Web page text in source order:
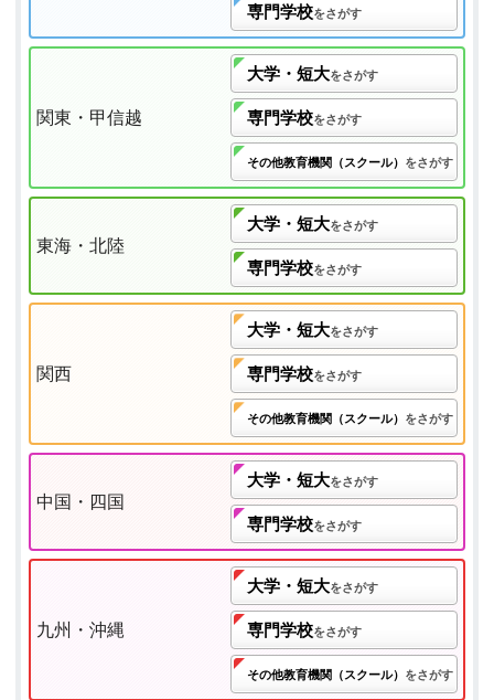
専門学校をさがす
関東・甲信越
大学・短大をさがす
専門学校をさがす
その他教育機関（スクール） をさがす
東海・北陸
大学・短大をさがす
専門学校をさがす
関西
大学・短大をさがす
専門学校をさがす
その他教育機関（スクール） をさがす
中国・四国
大学・短大をさがす
専門学校をさがす
九州・沖縄
大学・短大をさがす
専門学校をさがす
その他教育機関（スクール） をさがす